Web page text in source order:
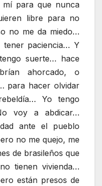
para que nunca
libre para no
no me da miedo…
tener paciencia… Y
suerte… hace
ahorcado, o
para hacer olvidar
Yo tengo
voy a abdicar…
ante el pueblo
no me quejo, me
de brasileños que
tienen vivienda…
están presos de